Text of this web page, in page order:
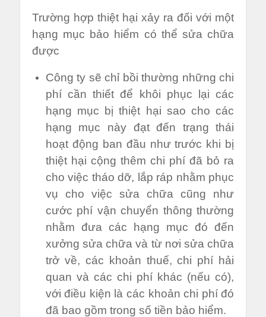
Trường hợp thiệt hại xảy ra đối với một
hạng mục bảo hiểm có thể sửa chữa
được
Công ty sẽ chỉ bồi thường những chi
phí cần thiết để khôi phục lại các
hạng mục bị thiệt hại sao cho các
hạng mục này đạt đến trạng thái
hoạt động ban đầu như trước khi bị
thiệt hại cộng thêm chi phí đã bỏ ra
cho việc tháo dỡ, lắp ráp nhằm phục
vụ cho việc sửa chữa cũng như
cước phí vận chuyển thông thường
nhằm đưa các hạng mục đó đến
xưởng sửa chữa và từ nơi sửa chữa
trở về, các khoản thuế, chi phí hải
quan và các chi phí khác (nếu có),
với điều kiện là các khoản chi phí đó
đã bao gồm trong số tiền bảo hiểm.